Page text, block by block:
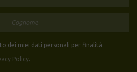
dei miei dati personali per finalità
Policy.